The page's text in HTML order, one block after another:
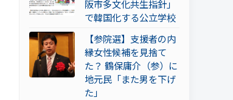
阪市多文化共生指針」
で韓国化する公立学校
【参院選】支援者の内
縁女性候補を見捨て
た？ 鶴保庸介（参）に
地元民「また男を下げ
た」